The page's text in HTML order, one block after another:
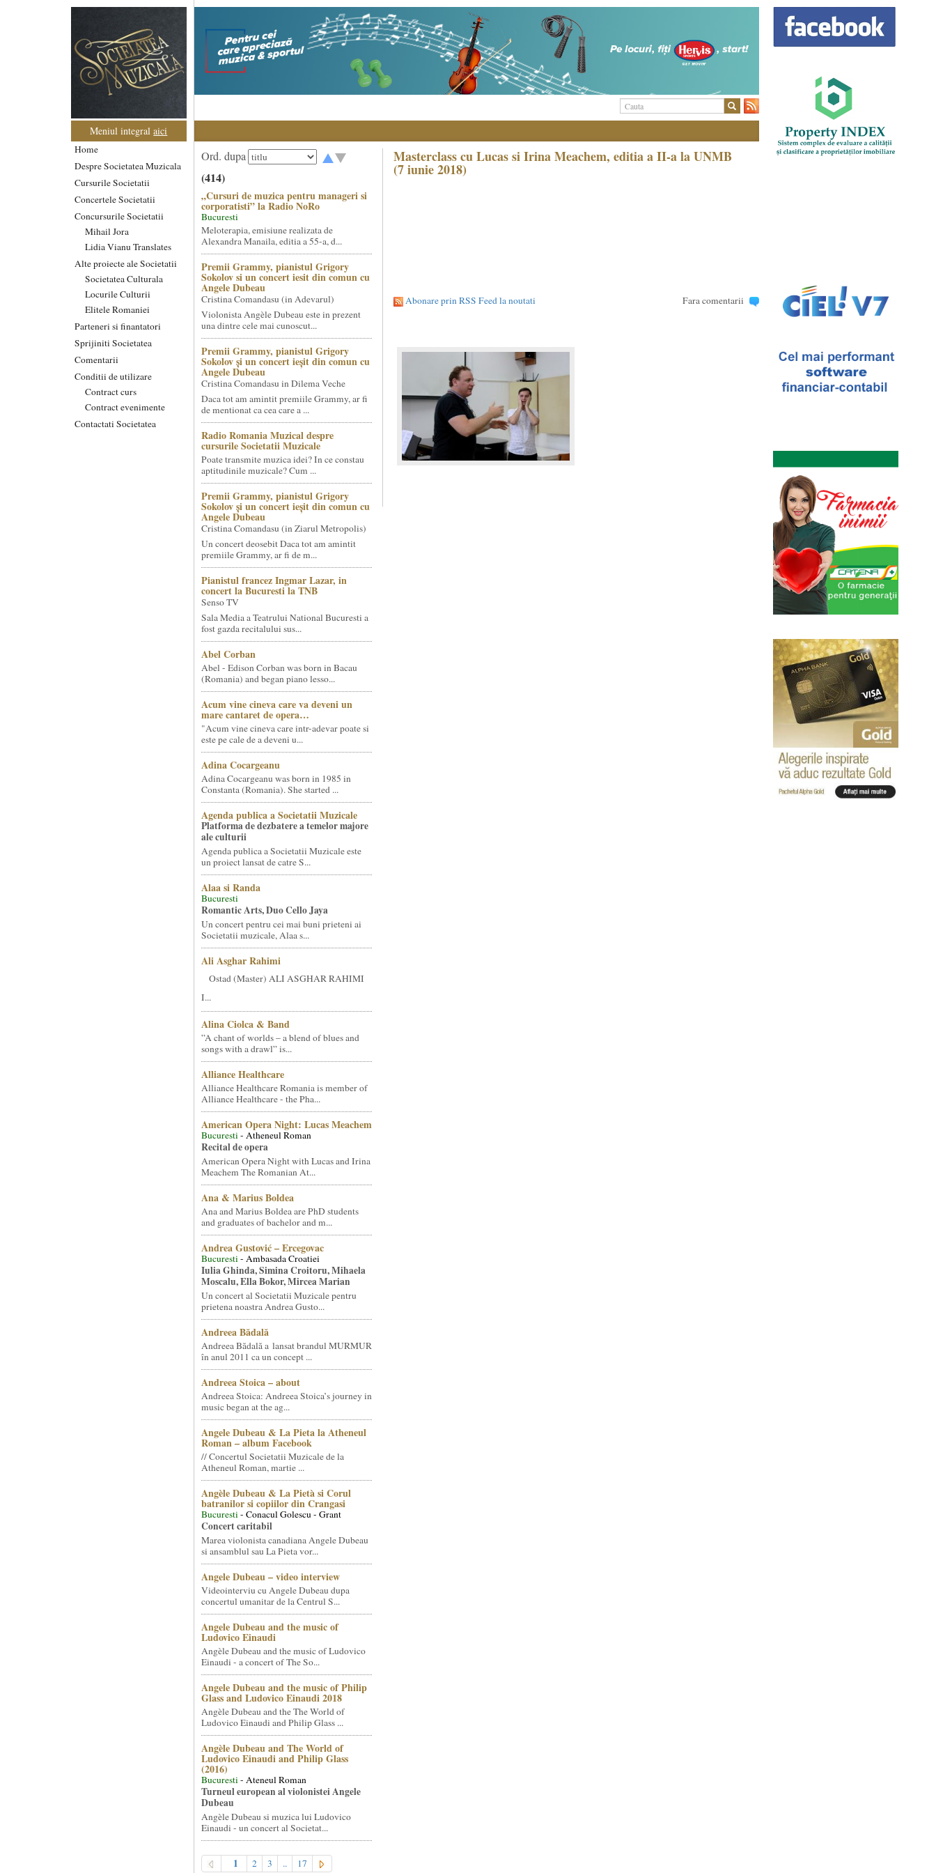
Meniul integralaici
Home
Despre Societatea Muzicala
Cursurile Societatii
Concertele Societatii
Concursurile Societatii
Mihail Jora
Lidia Vianu Translates
Alte proiecte ale Societatii
Societatea Culturala
Locurile Culturii
Elitele Romaniei
Parteneri si finantatori
Sprijiniti Societatea
Comentarii
Conditii de utilizare
Contract curs
Contract evenimente
Contactati Societatea
Ord. dupa
(414)
„Cursuri de muzica pentru manageri si
corporatisti” la Radio NoRo
Bucuresti
Meloterapia, emisiune realizata de
Alexandra Manaila, editia a 55-a, d...
Premii Grammy, pianistul Grigory
Sokolov si un concert iesit din comun cu
Angele Dubeau
Cristina Comandasu (in Adevarul)
Violonista Angèle Dubeau este in prezent
una dintre cele mai cunoscut...
Premii Grammy, pianistul Grigory
Sokolov și un concert ieșit din comun cu
Angele Dubeau
Cristina Comandasu in Dilema Veche
Daca tot am amintit premiile Grammy, ar fi
de mentionat ca cea care a ...
Radio Romania Muzical despre
cursurile Societatii Muzicale
Poate transmite muzica idei? In ce constau
aptitudinile muzicale? Cum ...
Premii Grammy, pianistul Grigory
Sokolov și un concert ieșit din comun cu
Angele Dubeau
Cristina Comandasu (in Ziarul Metropolis)
Un concert deosebit Daca tot am amintit
premiile Grammy, ar fi de m...
Pianistul francez Ingmar Lazar, in
concert la Bucuresti la TNB
Senso TV
Sala Media a Teatrului National Bucuresti a
fost gazda recitalului sus...
Abel Corban
Abel - Edison Corban was born in Bacau
(Romania) and began piano lesso...
Acum vine cineva care va deveni un
mare cantaret de opera…
"Acum vine cineva care intr-adevar poate si
este pe cale de a deveni u...
Adina Cocargeanu
Adina Cocargeanu was born in 1985 in
Constanta (Romania). She started ...
Agenda publica a Societatii Muzicale
Platforma de dezbatere a temelor majore
ale culturii
Agenda publica a Societatii Muzicale este
un proiect lansat de catre S...
Alaa si Randa
Bucuresti
Romantic Arts, Duo Cello Jaya
Un concert pentru cei mai buni prieteni ai
Societatii muzicale, Alaa s...
Ali Asghar Rahimi
Ostad (Master) ALI ASGHAR RAHIMI
I...
Alina Ciolca & Band
”A chant of worlds – a blend of blues and
songs with a drawl” is...
Alliance Healthcare
Alliance Healthcare Romania is member of
Alliance Healthcare - the Pha...
American Opera Night: Lucas Meachem
Bucuresti- Atheneul Roman
Recital de opera
American Opera Night with Lucas and Irina
Meachem The Romanian At...
Ana & Marius Boldea
Ana and Marius Boldea are PhD students
and graduates of bachelor and m...
Andrea Gustović – Ercegovac
Bucuresti- Ambasada Croatiei
Iulia Ghinda, Simina Croitoru, Mihaela
Moscalu, Ella Bokor, Mircea Marian
Un concert al Societatii Muzicale pentru
prietena noastra Andrea Gusto...
Andreea Bădală
Andreea Bădală a lansat brandul MURMUR
în anul 2011 ca un concept ...
Andreea Stoica – about
Andreea Stoica: Andreea Stoica’s journey in
music began at the ag...
Angele Dubeau & La Pieta la Atheneul
Roman – album Facebook
// Concertul Societatii Muzicale de la
Atheneul Roman, martie ...
Angèle Dubeau & La Pietà si Corul
batranilor si copiilor din Crangasi
Bucuresti- Conacul Golescu - Grant
Concert caritabil
Marea violonista canadiana Angele Dubeau
si ansamblul sau La Pieta vor...
Angele Dubeau – video interview
Videointerviu cu Angele Dubeau dupa
concertul umanitar de la Centrul S...
Angele Dubeau and the music of
Ludovico Einaudi
Angèle Dubeau and the music of Ludovico
Einaudi - a concert of The So...
Angele Dubeau and the music of Philip
Glass and Ludovico Einaudi 2018
Angèle Dubeau and the The World of
Ludovico Einaudi and Philip Glass ...
Angèle Dubeau and The World of
Ludovico Einaudi and Philip Glass
(2016)
Bucuresti- Ateneul Roman
Turneul european al violonistei Angele
Dubeau
Angèle Dubeau si muzica lui Ludovico
Einaudi - un concert al Societat...
1 2 3 .. 17
Masterclass cu Lucas si Irina Meachem, editia a II-a la UNMB
(7 iunie 2018)
Abonare prin RSS Feed la noutati Fara comentarii